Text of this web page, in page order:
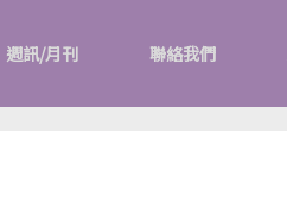
週訊/月刊 聯絡我們